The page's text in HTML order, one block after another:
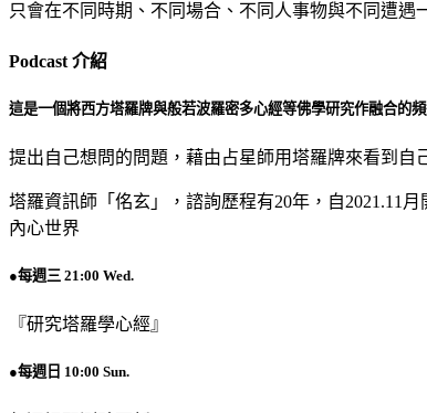
只會在不同時期、不同場合、不同人事物與不同遭
Podcast 介紹
這是一個將西方塔羅牌與般若波羅密多心經等佛學研究作融合的
提出自己想問的問題，藉由占星師用塔羅牌來看到自
塔羅資訊師「佲玄」，諮詢歷程有20年，自2021.11
內心世界
●每週三 21:00 Wed.
『研究塔羅學心經』
●每週日 10:00 Sun.